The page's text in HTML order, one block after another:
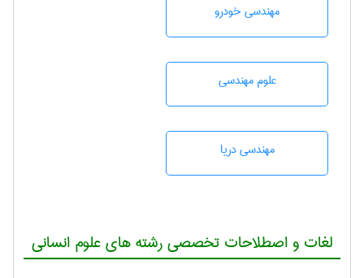
مهندسی خودرو
علوم مهندسی
مهندسی دریا
لغات و اصطلاحات تخصصی رشته های علوم انسانی